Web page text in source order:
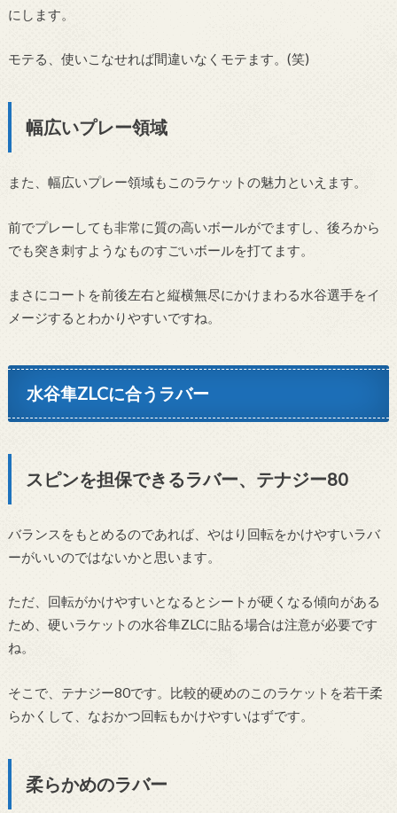
にします。
モテる、使いこなせれば間違いなくモテます。(笑)
幅広いプレー領域
また、幅広いプレー領域もこのラケットの魅力といえます。
前でプレーしても非常に質の高いボールがでますし、後ろから
でも突き刺すようなものすごいボールを打てます。
まさにコートを前後左右と縦横無尽にかけまわる水谷選手をイ
メージするとわかりやすいですね。
水谷隼ZLCに合うラバー
スピンを担保できるラバー、テナジー80
バランスをもとめるのであれば、やはり回転をかけやすいラバ
ーがいいのではないかと思います。
ただ、回転がかけやすいとなるとシートが硬くなる傾向がある
ため、硬いラケットの水谷隼ZLCに貼る場合は注意が必要です
ね。
そこで、テナジー80です。比較的硬めのこのラケットを若干柔
らかくして、なおかつ回転もかけやすいはずです。
柔らかめのラバー